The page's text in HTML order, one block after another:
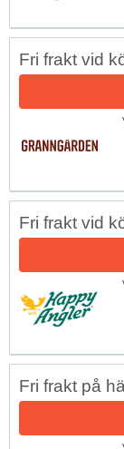
Fri frakt vid
Fri frakt vid
Fri frakt på